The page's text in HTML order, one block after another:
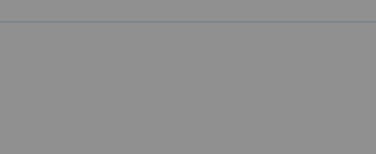
und auf Wunsch zwei Campingkocher.